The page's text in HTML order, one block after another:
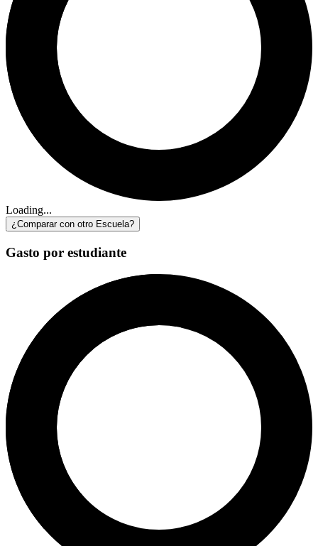
Loading...
¿Comparar con otro Escuela?
Gasto por estudiante